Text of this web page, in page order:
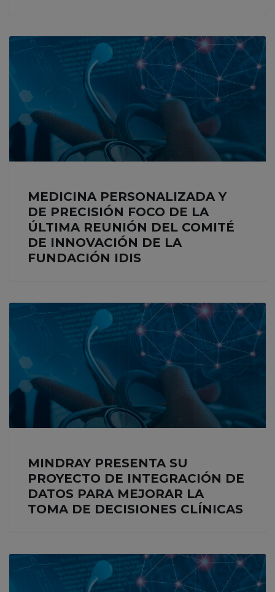
MEDICINA PERSONALIZADA Y
DE PRECISIÓN FOCO DE LA
ÚLTIMA REUNIÓN DEL COMITÉ
DE INNOVACIÓN DE LA
FUNDACIÓN IDIS
MINDRAY PRESENTA SU
PROYECTO DE INTEGRACIÓN DE
DATOS PARA MEJORAR LA
TOMA DE DECISIONES CLÍNICAS